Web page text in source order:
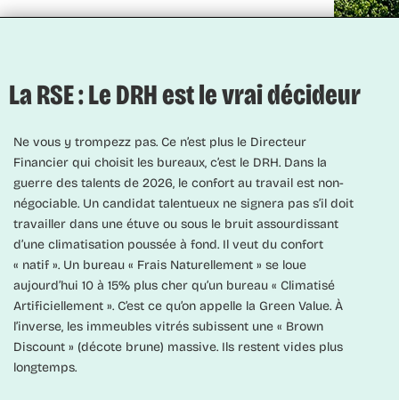
La RSE : Le DRH est le vrai décideur
Ne vous y trompezz pas. Ce n’est plus le Directeur
Financier qui choisit les bureaux, c’est le DRH. Dans la
guerre des talents de 2026, le confort au travail est non-
négociable. Un candidat talentueux ne signera pas s’il doit
travailler dans une étuve ou sous le bruit assourdissant
d’une climatisation poussée à fond. Il veut du confort
« natif ». Un bureau « Frais Naturellement » se loue
aujourd’hui 10 à 15% plus cher qu’un bureau « Climatisé
Artificiellement ». C’est ce qu’on appelle la Green Value. À
l’inverse, les immeubles vitrés subissent une « Brown
Discount » (décote brune) massive. Ils restent vides plus
longtemps.